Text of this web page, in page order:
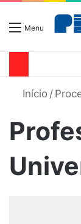
Menu
Início /